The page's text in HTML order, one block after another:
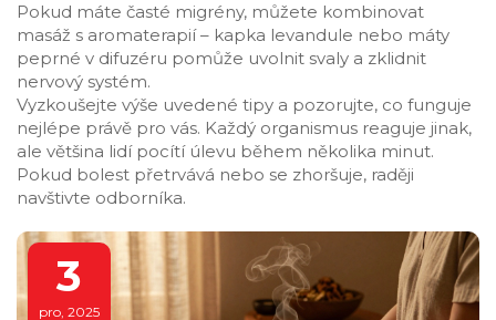
Pokud máte časté migrény, můžete kombinovat
masáž s aromaterapií – kapka levandule nebo máty
peprné v difuzéru pomůže uvolnit svaly a zklidnit
nervový systém.
Vyzkoušejte výše uvedené tipy a pozorujte, co funguje
nejlépe právě pro vás. Každý organismus reaguje jinak,
ale většina lidí pocítí úlevu během několika minut.
Pokud bolest přetrvává nebo se zhoršuje, raději
navštivte odborníka.
3
pro, 2025